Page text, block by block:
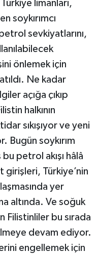
limanları,
soykırımcı
sevkiyatlarını,
önlemek için
Ne kadar
açığa çıkıp
halkının
sıkışıyor ve yeni
Bugün soykırım
petrol akışı hâlâ
girişleri, Türkiye’nin
yer
altında. Ve soğuk
Filistinliler bu sırada
devam ediyor.
engellemek için